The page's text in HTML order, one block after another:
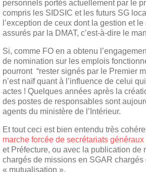
personnels portés actuellement par le
compris les SIDSIC et les futurs SG
l’exception de ceux dont la gestion et
assurés par la DMAT, c’est-à-dire le
Si, comme FO en a obtenu
de nomination sur les emplois
pourront “rester signés par le Premier
n’est naïf quant à l’influence de celui
actes ! Quelques années après la
des postes de responsables sont
agents du ministère de l’Intérieur.
Et tout ceci est bien entendu très
marche forcée de secrétariats
et Préfecture, ou avec la publication de
chargés de missions en SGAR chargés
« mutualisation ».